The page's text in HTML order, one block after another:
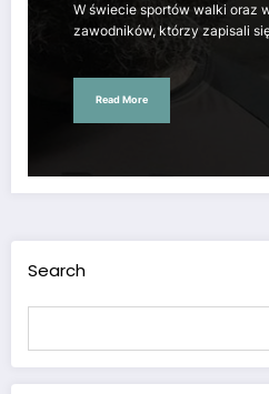
W świecie sportów walki oraz
zawodników, którzy zapisali
Read More
Search